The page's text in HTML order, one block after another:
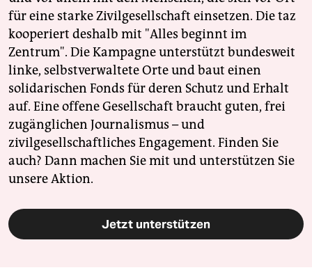
für eine starke Zivilgesellschaft einsetzen. Die taz
kooperiert deshalb mit "Alles beginnt im
Zentrum". Die Kampagne unterstützt bundesweit
linke, selbstverwaltete Orte und baut einen
solidarischen Fonds für deren Schutz und Erhalt
auf. Eine offene Gesellschaft braucht guten, frei
zugänglichen Journalismus – und
zivilgesellschaftliches Engagement. Finden Sie
auch? Dann machen Sie mit und unterstützen Sie
unsere Aktion.
Jetzt unterstützen